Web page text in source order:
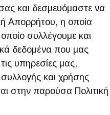
και δεσμευόμαστε να
Απορρήτου, η οποία
συλλέγουμε και
δεδομένα που μας
υπηρεσίες μας,
συλλογής και χρήσης
στην παρούσα Πολιτική